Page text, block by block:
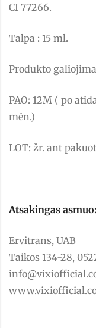
CI 77266.
Talpa : 15 ml.
Produkto
PAO: 12M ( po
mėn.)
LOT: žr. ant
Atsakingas asmuo:
Ervitrans, UAB
Taikos 134-28,